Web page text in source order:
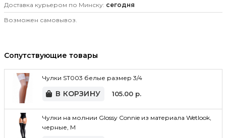
Доставка курьером по Минску: сегодня
Возможен самовывоз.
Сопутствующие товары
Чулки ST003 белые размер 3/4
В КОРЗИНУ 105.00р.
Чулки на молнии Glossy Connie из материала Wetlook,
черные, M